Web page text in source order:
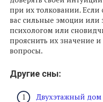
при их толковании.
вас сильные эмоции или
психологом или
прояснить их значение
вопросы.
Другие сны:
Двухэтажный дом